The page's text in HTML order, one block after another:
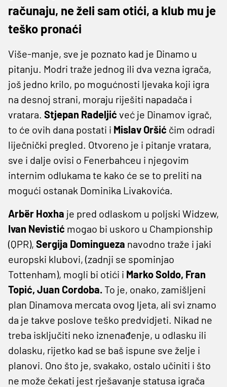
računaju, ne želi sam otići, a klub mu je
teško pronaći
Više-manje, sve je poznato kad je Dinamo u
pitanju. Modri traže jednog ili dva vezna igrača,
još jedno krilo, po mogućnosti ljevaka koji igra
na desnoj strani, moraju riješiti napadača i
vratara. Stjepan Radeljić već je Dinamov igrač,
to će ovih dana postati i Mislav Oršić čim odradi
liječnički pregled. Otvoreno je i pitanje vratara,
sve i dalje ovisi o Fenerbahceu i njegovim
internim odlukama te kako će se to preliti na
mogući ostanak Dominika Livakovića.
Arbër Hoxha je pred odlaskom u poljski Widzew,
Ivan Nevistić mogao bi uskoro u Championship
(QPR), Sergija Domingueza navodno traže i jaki
europski klubovi, (zadnji se spominjao
Tottenham), mogli bi otići i Marko Soldo, Fran
Topić, Juan Cordoba.To je, onako, zamišljeni
plan Dinamova mercata ovog ljeta, ali svi znamo
da je takve poslove teško predvidjeti. Nikad ne
treba isključiti neko iznenađenje, u odlasku ili
dolasku, rijetko kad se baš ispune sve želje i
planovi. Ono što je, svakako, ostalo učiniti i što
ne može čekati jest rješavanje statusa igrača